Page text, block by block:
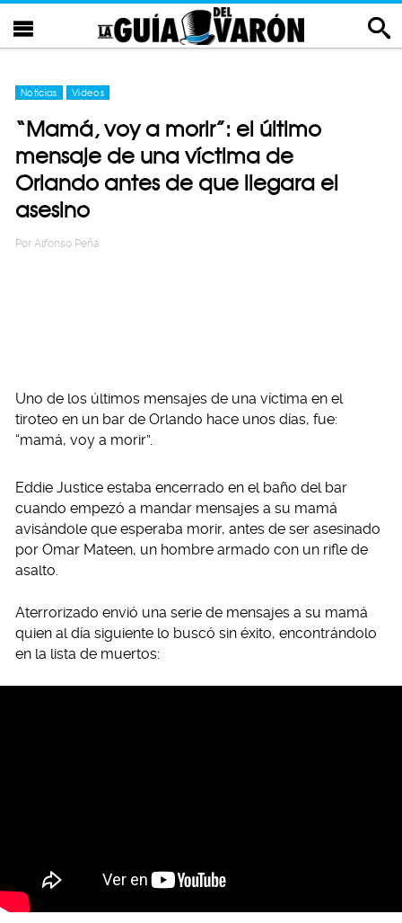
Noticias Videos
“Mamá, voy a morir”: el último
mensaje de una víctima de
Orlando antes de que llegara el
asesino
Por Alfonso Peña
Uno de los últimos mensajes de una víctima en el
tiroteo en un bar de Orlando hace unos días, fue:
“mamá, voy a morir”.
Eddie Justice estaba encerrado en el baño del bar
cuando empezó a mandar mensajes a su mamá
avisándole que esperaba morir, antes de ser asesinado
por Omar Mateen, un hombre armado con un rifle de
asalto.
Aterrorizado envió una serie de mensajes a su mamá
quien al día siguiente lo buscó sin éxito, encontrándolo
en la lista de muertos: